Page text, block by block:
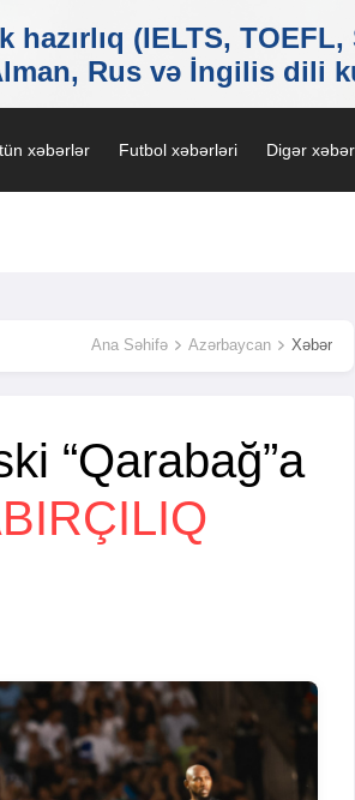
xəbərlər Futbol xəbərləri Digər
Ana Səhifə Azərbaycan Xəbər
“Qarabağ”a